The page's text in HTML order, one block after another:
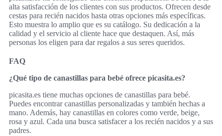
alta satisfacción de los clientes con sus productos. Ofrecen desde
cestas para recién nacidos hasta otras opciones más específicas.
Esto muestra lo amplio que es su catálogo. Su dedicación a la
calidad y el servicio al cliente hace que destaquen. Así, más
personas los eligen para dar regalos a sus seres queridos.
FAQ
¿Qué tipo de canastillas para bebé ofrece picasita.es?
picasita.es tiene muchas opciones de canastillas para bebé.
Puedes encontrar canastillas personalizadas y también hechas a
mano. Además, hay canastillas en colores como verde, beige,
rosa y azul. Cada una busca satisfacer a los recién nacidos y a sus
padres.